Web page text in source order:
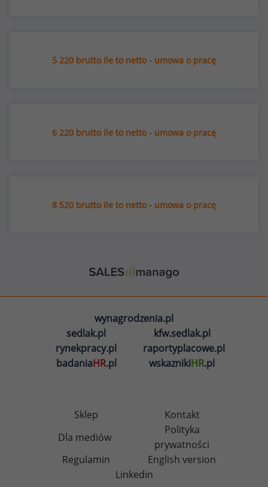
5 220 brutto ile to netto - umowa o pracę
6 220 brutto ile to netto - umowa o pracę
8 520 brutto ile to netto - umowa o pracę
wynagrodzenia.pl
sedlak.pl
kfw.sedlak.pl
rynekpracy.pl
raportyplacowe.pl
badaniaHR.pl wskaznikiHR.pl
Sklep
Kontakt
Dla mediów
Polityka
prywatności
Regulamin
English version
Linkedin